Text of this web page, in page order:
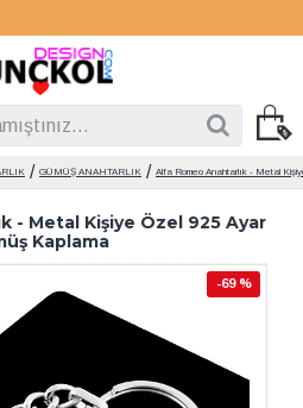
GÜMÜŞ ANAHTARLIK Alfa Romeo Anahtarlık - Metal
- Metal Kişiye Özel 925 Ayar
Kaplama
-69 %